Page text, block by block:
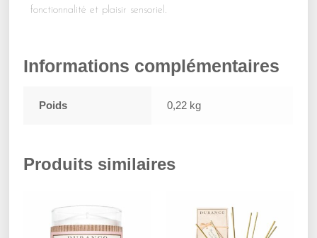
fonctionnalité et plaisir sensoriel.
Informations complémentaires
Poids 0,22 kg
Produits similaires